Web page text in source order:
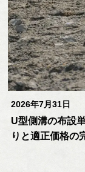
2026年7月31日
U型側溝の布設
りと適正価格の